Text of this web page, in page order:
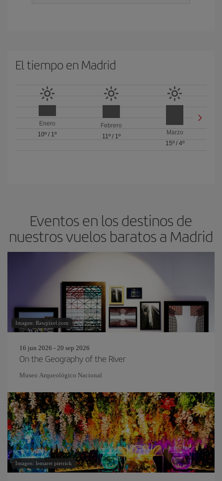
El tiempo en Madrid
Enero
10º / 1º
Febrero
11º/ 1º
Marzo
15º/ 4º
Eventos en los destinos de
nuestros vuelos baratos a Madrid
Imagen: Rawpixel.com
16 jun 2026 - 20 sep 2026
On the Geography of the River
Museo Arqueológico Nacional
Imagen: lemaret pierrick